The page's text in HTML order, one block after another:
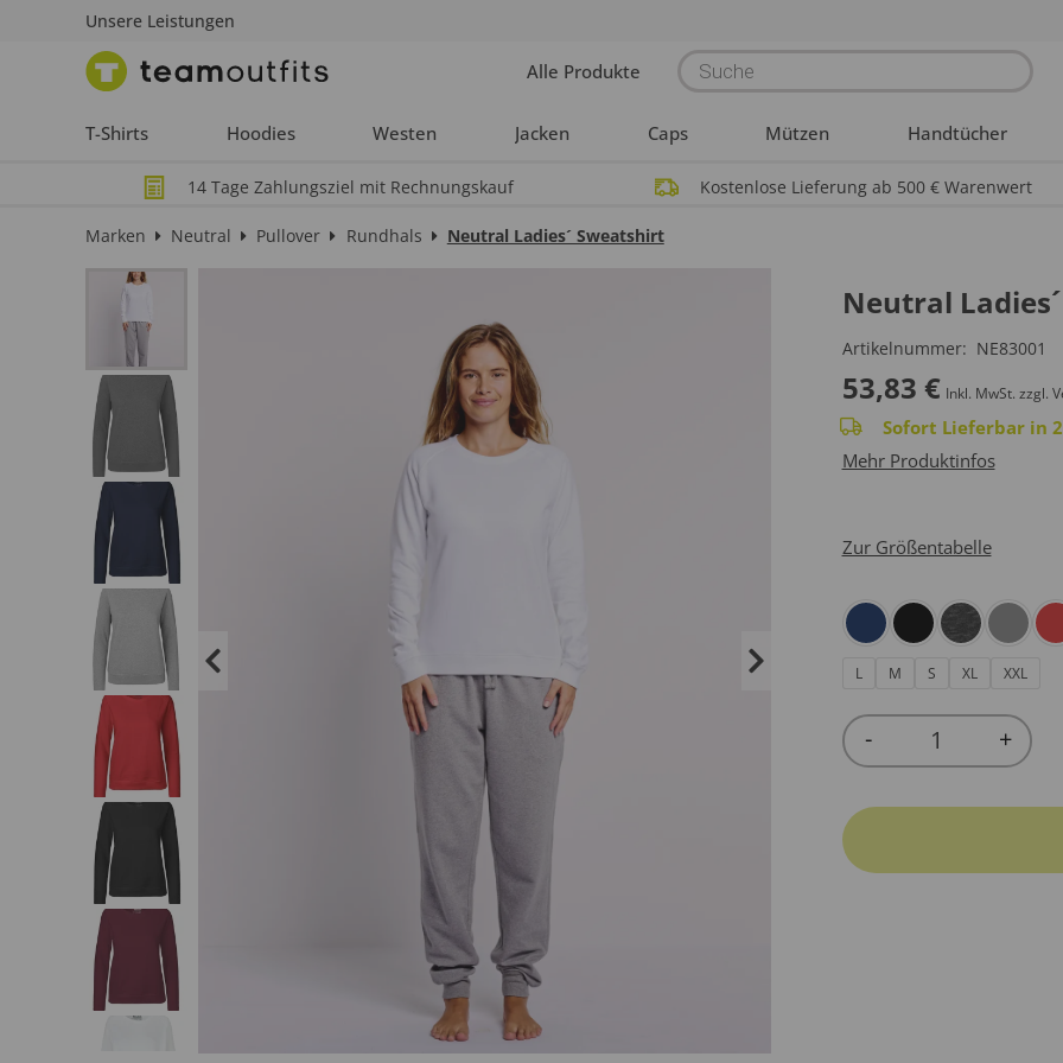
Unsere Leistungen
Alle Produkte Products
search
T-Shirts Hoodies Westen Jacken Caps Mützen Handtücher
14 Tage Zahlungsziel mit Rechnungskauf Kostenlose Lieferung ab 500 € Warenwert
Marken Neutral Pullover Rundhals Neutral Ladies´ Sweatshirt
Neutral
Artikelnummer: NE83001
53,83 € Inkl. MwSt. zzgl.
Sofort Lieferbar in
Mehr Produktinfos
Zur Größentabelle
L M S XL XXL
Quantity
- +